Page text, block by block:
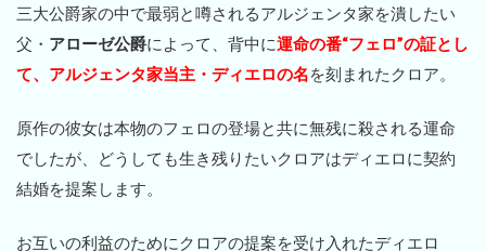
三大公爵家の中で最弱と噂されるアルジェンタ家を潰したい
父・ アローゼ公爵によって、背中に運命の番“フェロ”の証とし
て、アルジェンタ家当主・ディエロの名を刻まれたクロア。
原作の彼女は本物のフェロの登場と共に無残に殺される運命
でしたが、どうしても生き残りたいクロアはディエロに契約
結婚を提案します。
お互いの利益のためにクロアの提案を受け入れたディエロ